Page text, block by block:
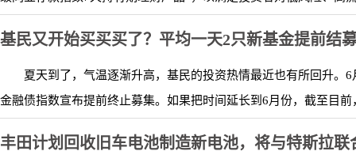
基民又开始买买买了？平均一天2只新基金提前结
夏天到了，气温逐渐升高，基民的投资热情最近也有所回升。
金融债指数宣布提前终止募集。如果把时间延长到6月份，截至目
丰田计划回收旧车电池制造新电池，将与特斯拉联